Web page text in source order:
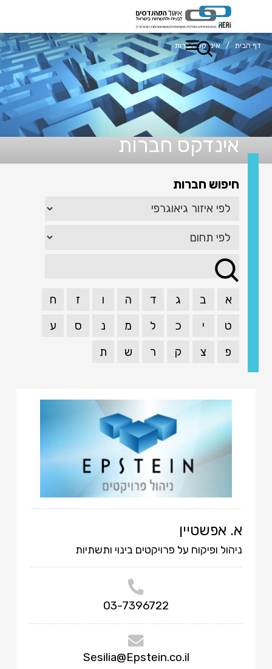
דף הבית / אינדקס חברות
אינדקס חברות
חיפוש חברות
א ב ג ד ה ו ז
ח
ט
י כ ל מ נ ס
ע
פ
צ ק ר ש ת
א. אפשטיין
ניהול ופיקוח על פרויקטים בינוי ותשתיות
03-7396722
Sesilia@Epstein.co.il